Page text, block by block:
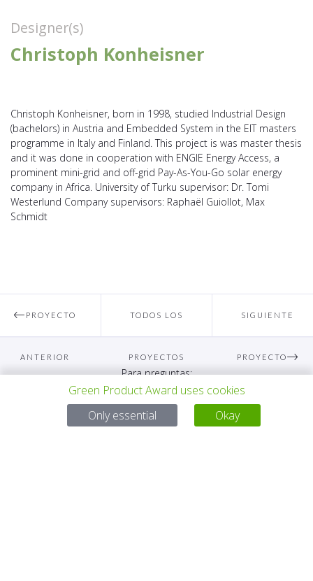
Designer(s)
Christoph Konheisner
Christoph Konheisner, born in 1998, studied Industrial Design
(bachelors) in Austria and Embedded System in the EIT masters
programme in Italy and Finland. This project is was master thesis
and it was done in cooperation with ENGIE Energy Access, a
prominent mini-grid and off-grid Pay-As-You-Go solar energy
company in Africa. University of Turku supervisor: Dr. Tomi
Westerlund Company supervisors: Raphaël Guiollot, Max
Schmidt
PROYECTO
ANTERIOR
TODOS LOS
PROYECTOS
SIGUIENTE
PROYECTO
Para preguntas:
Mail:service@gp-award.com
Teléfono: + 49 30 25742 880
Green Product Award uses cookies
Only essential
Okay